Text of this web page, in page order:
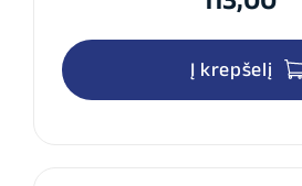
Į krepšelį